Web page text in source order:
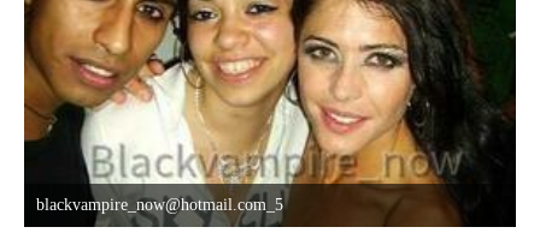
blackvampire_now@hotmail.com_5
8. Oktober 2015 um 03:42